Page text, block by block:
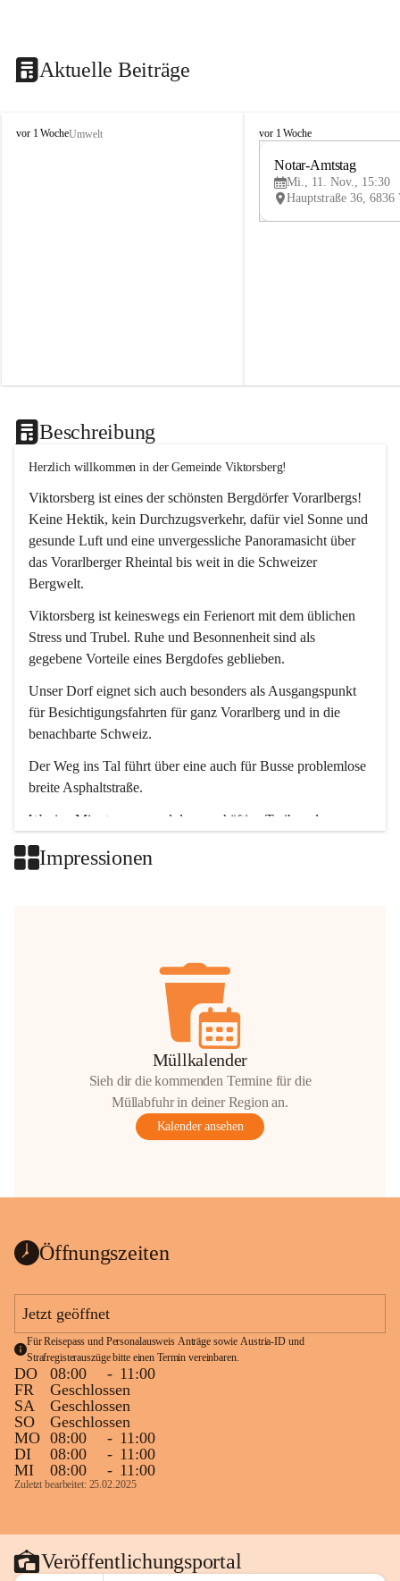
Aktuelle Beiträge
V
vor 1 WocheUmwelt
V
vor 1 Woche
Notar-Amtstag
Mi., 11. Nov., 15:30
Beschreibung
Herzlich willkommen in der Gemeinde Viktorsberg!
Viktorsberg ist eines der schönsten Bergdörfer Vorarlbergs!
Keine Hektik, kein Durchzugsverkehr, dafür viel Sonne und
gesunde Luft und eine unvergessliche Panoramasicht über
das Vorarlberger Rheintal bis weit in die Schweizer
Bergwelt.
Viktorsberg ist keineswegs ein Ferienort mit dem üblichen
Stress und Trubel. Ruhe und Besonnenheit sind als
gegebene Vorteile eines Bergdofes geblieben.
Unser Dorf eignet sich auch besonders als Ausgangspunkt
für Besichtigungsfahrten für ganz Vorarlberg und in die
benachbarte Schweiz.
Der Weg ins Tal führt über eine auch für Busse problemlose
breite Asphaltstraße.
Wenige Minuten nur, und das geschäftige Treiben der
Impressionen
Müllkalender
Sieh dir die kommenden Termine für die
Müllabfuhr in deiner Region an.
Kalender ansehen
Öffnungszeiten
Jetzt geöffnet
Für Reisepass und Personalausweis Anträge sowie Austria-ID und
Strafregisterauszüge bitte einen Termin vereinbaren.
DO 08:00 - 11:00
FR
Geschlossen
SA
Geschlossen
SO
Geschlossen
MO 08:00 - 11:00
DI
08:00 - 11:00
MI
08:00 - 11:00
Zuletzt bearbeitet: 25.02.2025
Veröffentlichungsportal